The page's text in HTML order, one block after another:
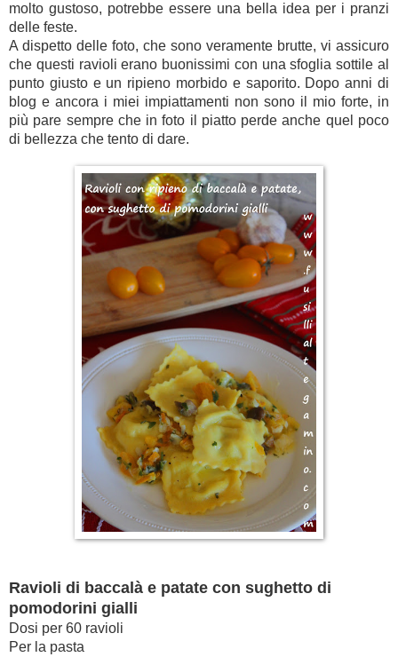
molto gustoso, potrebbe essere una bella idea per i pranzi
delle feste.
A dispetto delle foto, che sono veramente brutte, vi assicuro
che questi ravioli erano buonissimi con una sfoglia sottile al
punto giusto e un ripieno morbido e saporito. Dopo anni di
blog e ancora i miei impiattamenti non sono il mio forte, in
più pare sempre che in foto il piatto perde anche quel poco
di bellezza che tento di dare.
Ravioli di baccalà e patate con sughetto di
pomodorini gialli
Dosi per 60 ravioli
Per la pasta